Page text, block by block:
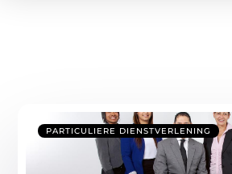
PARTICULIERE DIENSTVERLENING